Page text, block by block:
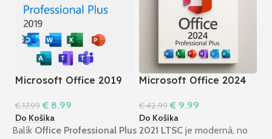
Microsoft Office 2019
€17.99 € 8.99
Do Košíka
Microsoft Office 2024
€42.99 € 9.99
Do Košíka
Balík Office Professional Plus 2021 LTSC je moderná, no